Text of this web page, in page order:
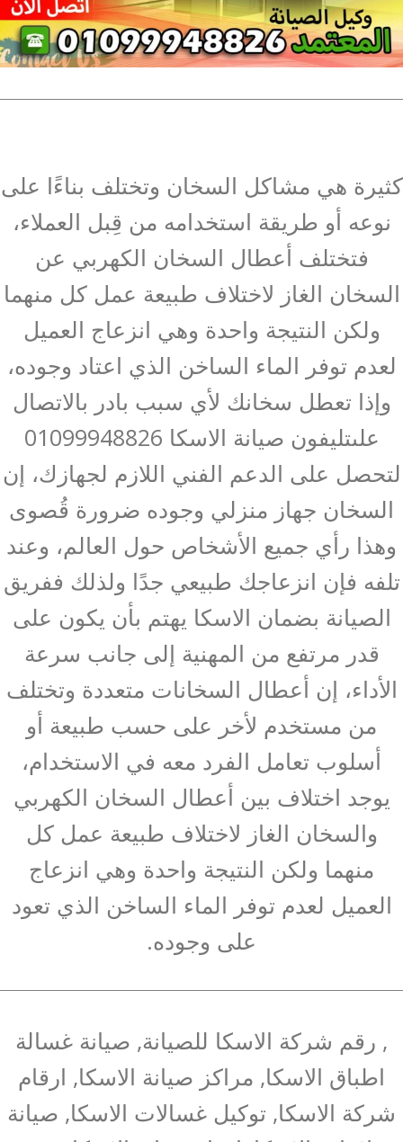
كثيرة هي مشاكل السخان وتختلف بناءًا على
نوعه أو طريقة استخدامه من قِبل العملاء،
فتختلف أعطال السخان الكهربي عن
السخان الغاز لاختلاف طبيعة عمل كل منهما
ولكن النتيجة واحدة وهي انزعاج العميل
لعدم توفر الماء الساخن الذي اعتاد وجوده،
وإذا تعطل سخانك لأي سبب بادر بالاتصال
علىتليفون صيانة الاسكا 01099948826
لتحصل على الدعم الفني اللازم لجهازك، إن
السخان جهاز منزلي وجوده ضرورة قُصوى
وهذا رأي جميع الأشخاص حول العالم، وعند
تلفه فإن انزعاجك طبيعي جدًا ولذلك ففريق
الصيانة بضمان الاسكا يهتم بأن يكون على
قدر مرتفع من المهنية إلى جانب سرعة
الأداء، إن أعطال السخانات متعددة وتختلف
من مستخدم لأخر على حسب طبيعة أو
أسلوب تعامل الفرد معه في الاستخدام،
يوجد اختلاف بين أعطال السخان الكهربي
والسخان الغاز لاختلاف طبيعة عمل كل
منهما ولكن النتيجة واحدة وهي انزعاج
العميل لعدم توفر الماء الساخن الذي تعود
على وجوده.
, رقم شركة الاسكا للصيانة, صيانة غسالة
اطباق الاسكا, مراكز صيانة الاسكا, ارقام
شركة الاسكا, توكيل غسالات الاسكا, صيانة